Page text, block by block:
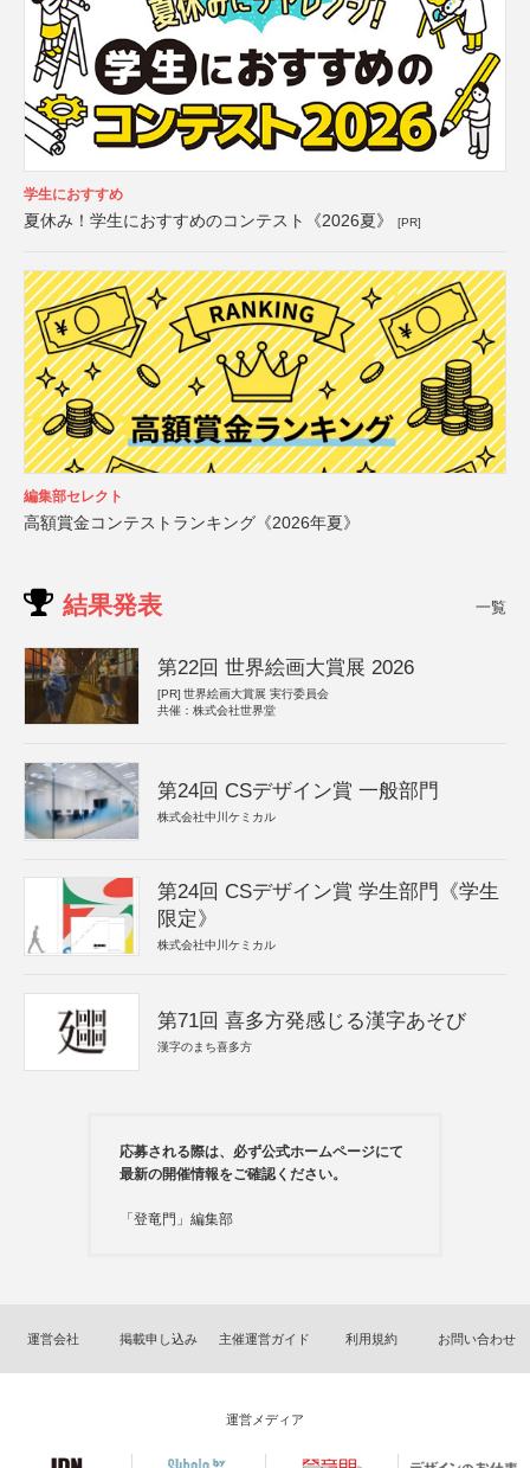
学生におすすめ
夏休み！学生におすすめのコンテスト《2026夏》 [PR]
編集部セレクト
高額賞金コンテストランキング《2026年夏》
結果発表 一覧
第22回 世界絵画大賞展 2026
[PR] 世界絵画大賞展 実行委員会
共催：株式会社世界堂
第24回 CSデザイン賞 一般部門
株式会社中川ケミカル
第24回 CSデザイン賞 学生部門《学生
限定》
株式会社中川ケミカル
第71回 喜多方発感じる漢字あそび
漢字のまち喜多方
応募される際は、必ず公式ホームページにて
最新の開催情報をご確認ください。
「登竜門」編集部
運営会社 掲載申し込み 主催運営ガイド 利用規約 お問い合わせ
運営メディア